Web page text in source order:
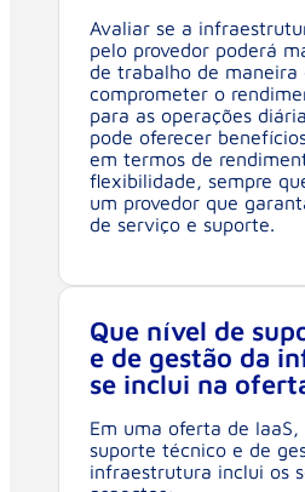
Avaliar se a
pelo provedor poderá
de trabalho de maneira
comprometer o
para as operações
pode oferecer
em termos de
flexibilidade, sempre
um provedor que
de serviço e suporte.
Que nível de
e de gestão da
se inclui na
Em uma oferta de IaaS,
suporte técnico e de
infraestrutura inclui os